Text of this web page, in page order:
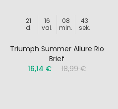
21
d.
16
val.
08
min.
42
sek.
Triumph Summer Allure Rio
Brief
16,14 €
18,99 €